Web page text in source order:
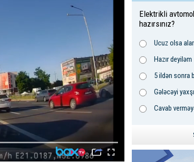
Elektrikli
hazırsınız?
Ucuz olsa
Hazır deyiləm
5 ildən sonra
Gələcəyi
Cavab